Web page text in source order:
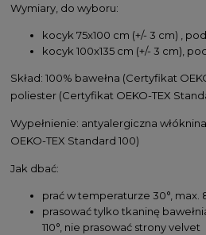
Wymiary, do wyboru:
kocyk 75x100 cm (+/- 3 cm) ,
kocyk 100x135 cm (+/- 3 cm),
Skład: 100% bawełna (Certyfikat
poliester (Certyfikat OEKO-TEX
Wypełnienie: antyalergiczna
OEKO-TEX Standard 100)
Jak dbać:
prać w temperaturze 30°,
prasować tylko tkaninę
110°, nie prasować strony velvet